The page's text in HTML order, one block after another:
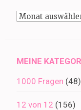
Beiträge
MEINE
1000 Fragen (48)
12 von 12 (156)